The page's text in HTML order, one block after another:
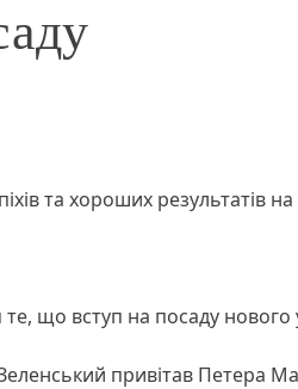
та хороших результатів на
що вступ на посаду нового
привітав Петера